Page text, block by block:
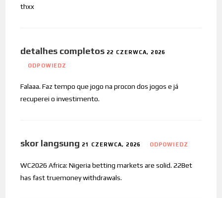
thxx
detalhes completos 22 CZERWCA, 2026
ODPOWIEDZ
Falaaa. Faz tempo que jogo na procon dos jogos e já
recuperei o investimento.
skor langsung 21 CZERWCA, 2026 ODPOWIEDZ
WC2026 Africa: Nigeria betting markets are solid. 22Bet
has fast truemoney withdrawals.